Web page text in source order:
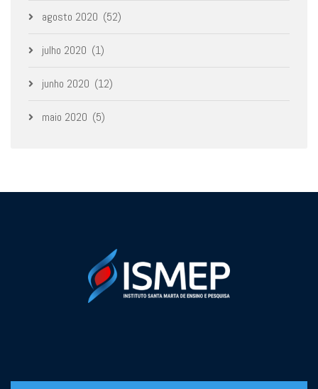
agosto 2020 (52)
julho 2020 (1)
junho 2020 (12)
maio 2020 (5)